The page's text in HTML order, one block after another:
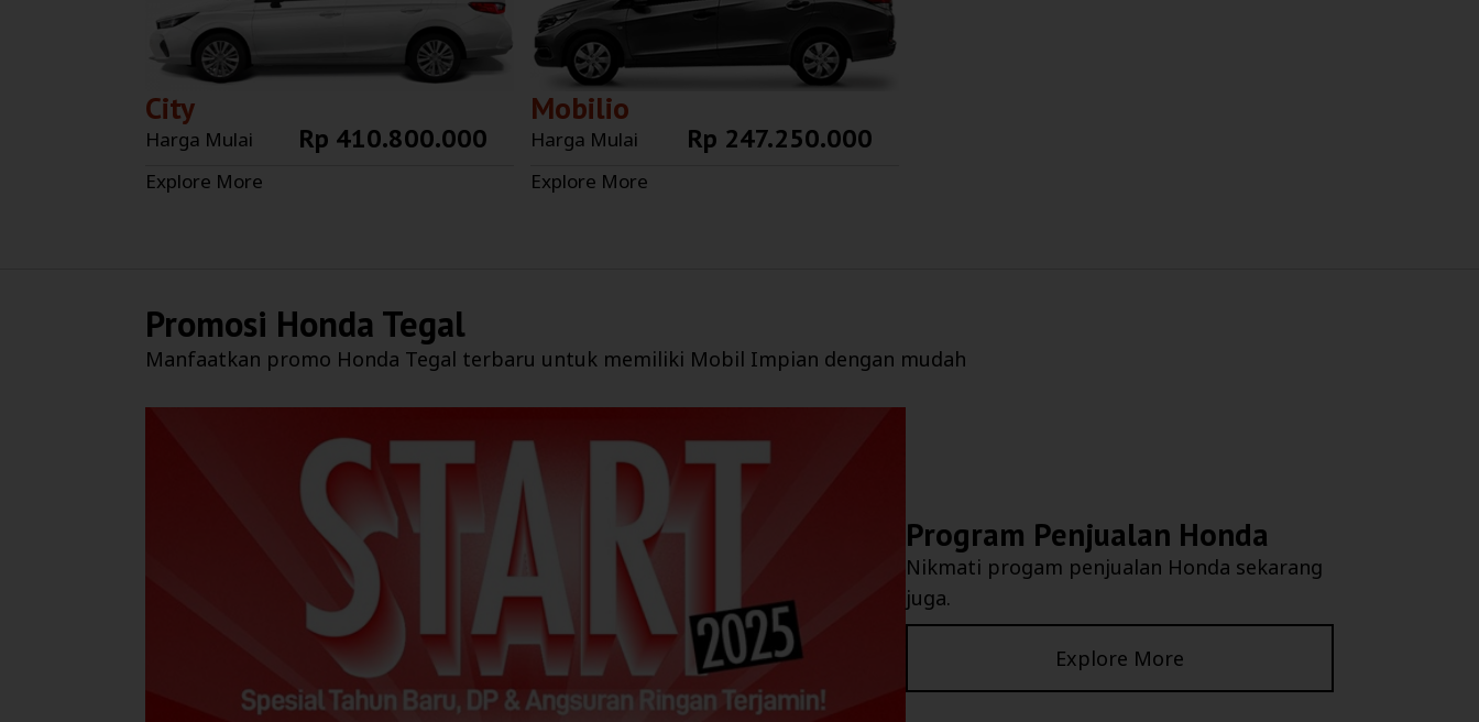
City
Harga Mulai Rp 410.800.000
Explore More
Mobilio
Harga Mulai Rp 247.250.000
Explore More
Promosi Honda Tegal
Manfaatkan promo Honda Tegal terbaru untuk memiliki Mobil Impian dengan mudah
Program Penjualan Honda
Nikmati progam penjualan Honda sekarang
juga.
Explore More